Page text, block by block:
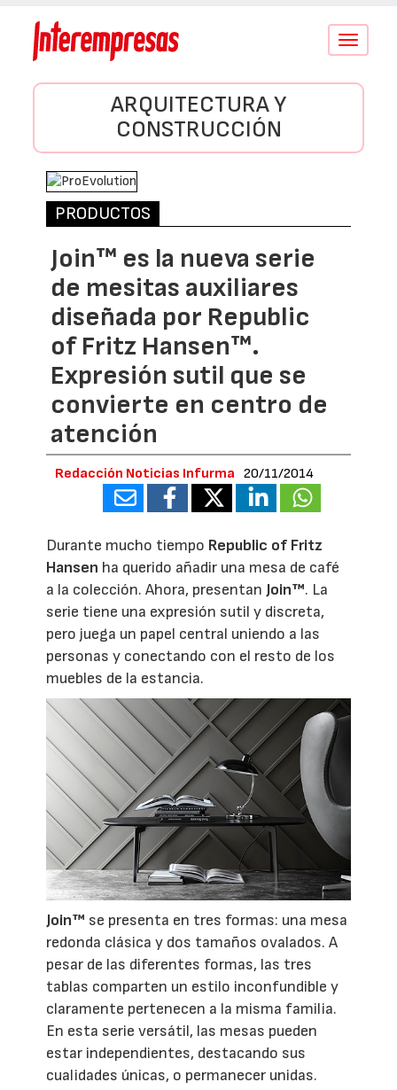
Conmutar
ARQUITECTURA Y
CONSTRUCCIÓN
PRODUCTOS
Join™ es la nueva serie
de mesitas auxiliares
diseñada por Republic
of Fritz Hansen™.
Expresión sutil que se
convierte en centro de
atención
Redacción Noticias Infurma 20/11/2014
Durante mucho tiempo Republic of Fritz
Hansen ha querido añadir una mesa de café
a la colección. Ahora, presentan Join™. La
serie tiene una expresión sutil y discreta,
pero juega un papel central uniendo a las
personas y conectando con el resto de los
muebles de la estancia.
Join™ se presenta en tres formas: una mesa
redonda clásica y dos tamaños ovalados. A
pesar de las diferentes formas, las tres
tablas comparten un estilo inconfundible y
claramente pertenecen a la misma familia.
En esta serie versátil, las mesas pueden
estar independientes, destacando sus
cualidades únicas, o permanecer unidas.